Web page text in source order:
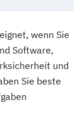
wenn Sie
Software,
und
Sie beste